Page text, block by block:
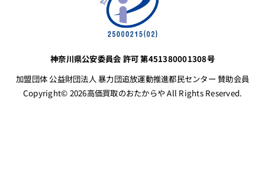
神奈川県公安委員会 許可 第451380001308号
加盟団体 公益財団法人 暴力団追放運動推進都民センター 賛助会員
Copyright© 2026高価買取のおたからや All Rights Reserved.